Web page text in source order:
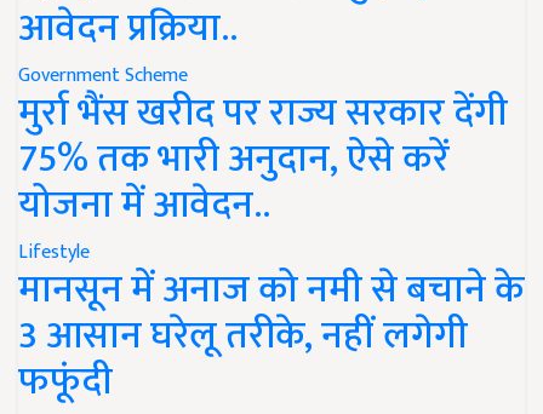
आवेदन प्रक्रिया..
Government Scheme
मुर्रा भैंस खरीद पर राज्य सरकार देंगी
75% तक भारी अनुदान, ऐसे करें
योजना में आवेदन..
Lifestyle
मानसून में अनाज को नमी से बचाने के
3 आसान घरेलू तरीके, नहीं लगेगी
फफूंदी